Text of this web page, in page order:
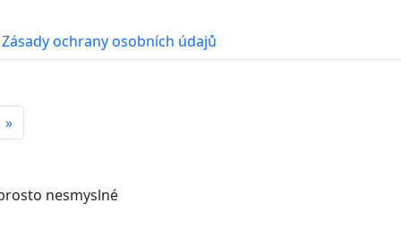
Zásady ochrany osobních údajů
»
nesmyslné